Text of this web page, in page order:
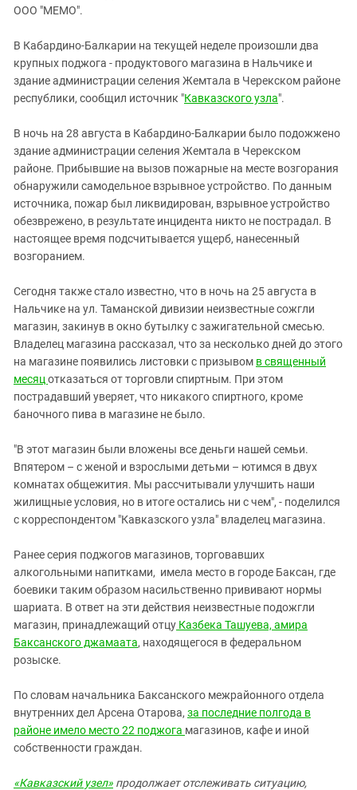
ИНАКОМЫСЛИЕ В ЧЕЧНЕ
ПРЕСЛЕДОВАНИЕ АКТИВИСТОВ
МОБИЛИЗАЦИЯ И ПРОТЕСТЫ
Дагестан
Ингушетия
Кабардино-Балкария
Калмыкия
Краснодарский край
Нагорный Карабах
Российская Федерация
Ростовская область
Северная Осетия - Алания
СКФО
Чечня
Южная Осетия
Южный Кавказ
ЮФО
ООО "МЕМО".
В Кабардино-Балкарии на текущей неделе произошли два
крупных поджога - продуктового магазина в Нальчике и
здание администрации селения Жемтала в Черекском районе
республики, сообщил источник "Кавказского узла".
В ночь на 28 августа в Кабардино-Балкарии было подожжено
здание администрации селения Жемтала в Черекском
районе. Прибывшие на вызов пожарные на месте возгорания
обнаружили самодельное взрывное устройство. По данным
источника, пожар был ликвидирован, взрывное устройство
обезврежено, в результате инцидента никто не пострадал. В
настоящее время подсчитывается ущерб, нанесенный
возгоранием.
Сегодня также стало известно, что в ночь на 25 августа в
Нальчике на ул. Таманской дивизии неизвестные сожгли
магазин, закинув в окно бутылку с зажигательной смесью.
Владелец магазина рассказал, что за несколько дней до этого
на магазине появились листовки с призывом в священный
месяц отказаться от торговли спиртным. При этом
пострадавший уверяет, что никакого спиртного, кроме
баночного пива в магазине не было.
"В этот магазин были вложены все деньги нашей семьи.
Впятером – с женой и взрослыми детьми – ютимся в двух
комнатах общежития. Мы рассчитывали улучшить наши
жилищные условия, но в итоге остались ни с чем", - поделился
с корреспондентом "Кавказского узла" владелец магазина.
Ранее серия поджогов магазинов, торговавших
алкогольными напитками, имела место в городе Баксан, где
боевики таким образом насильственно прививают нормы
шариата. В ответ на эти действия неизвестные подожгли
магазин, принадлежащий отцу Казбека Ташуева, амира
Баксанского джамаата, находящегося в федеральном
розыске.
По словам начальника Баксанского межрайонного отдела
внутренних дел Арсена Отарова, за последние полгода в
районе имело место 22 поджога магазинов, кафе и иной
собственности граждан.
«Кавказский узел» продолжаетотслеживать ситуацию,